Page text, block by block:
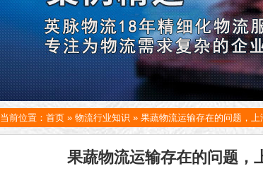
当前位置： 首页 » 物流行业知识 » 果蔬物流运输存在的问题，
果蔬物流运输存在的问题，